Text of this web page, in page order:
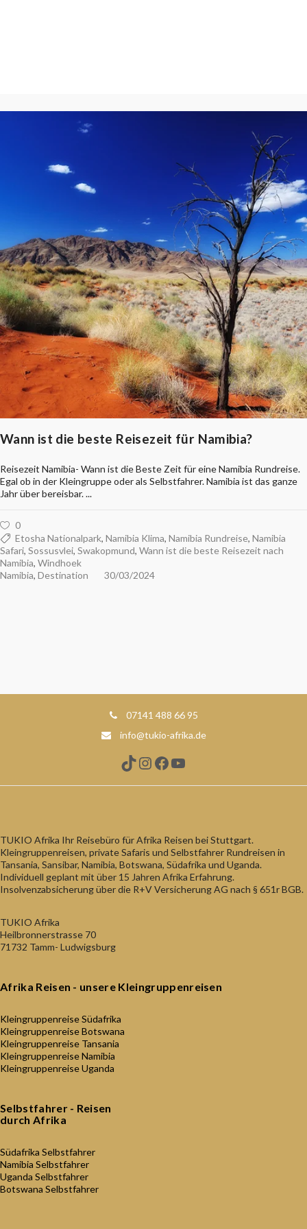
Wann ist die beste Reisezeit für Namibia?
Reisezeit Namibia- Wann ist die Beste Zeit für eine Namibia Rundreise.
Egal ob in der Kleingruppe oder als Selbstfahrer. Namibia ist das ganze
Jahr über bereisbar.
0
Etosha Nationalpark, Namibia Klima, Namibia Rundreise, Namibia
Safari, Sossusvlei, Swakopmund, Wann ist die beste Reisezeit nach
Namibia, Windhoek
Namibia, Destination 30/03/2024
07141 488 66 95
info@tukio-afrika.de
TikTok
Instagram
Facebook
YouTube
TUKIO Afrika Ihr Reisebüro für Afrika Reisen bei Stuttgart.
Kleingruppenreisen, private Safaris und Selbstfahrer Rundreisen in
Tansania, Sansibar, Namibia, Botswana, Südafrika und Uganda.
Individuell geplant mit über 15 Jahren Afrika Erfahrung.
Insolvenzabsicherung über die R+V Versicherung AG nach § 651r BGB.
TUKIO Afrika
Heilbronnerstrasse 70
71732 Tamm- Ludwigsburg
Afrika Reisen - unsere Kleingruppenreisen
Kleingruppenreise Südafrika
Kleingruppenreise Botswana
Kleingruppenreise Tansania
Kleingruppenreise Namibia
Kleingruppenreise Uganda
Selbstfahrer - Reisen
durch Afrika
Südafrika Selbstfahrer
Namibia Selbstfahrer
Uganda Selbstfahrer
Botswana Selbstfahrer